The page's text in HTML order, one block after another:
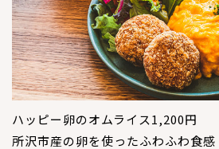
ハッピー卵のオムライス1,200円
所沢市産の卵を使ったふわふわ食感